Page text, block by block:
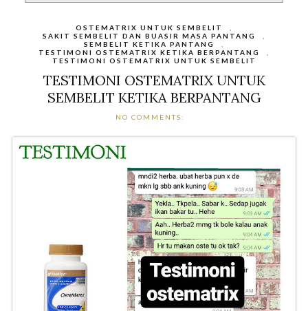
OSTEMATRIX UNTUK SEMBELIT
SAKIT SEMBELIT DAN BUASIR MASA PANTANG
SEMBELIT KETIKA PANTANG
TESTIMONI OSTEMATRIX KETIKA BERPANTANG
TESTIMONI OSTEMATRIX UNTUK SEMBELIT
TESTIMONI OSTEMATRIX UNTUK
SEMBELIT KETIKA BERPANTANG
NO COMMENTS: